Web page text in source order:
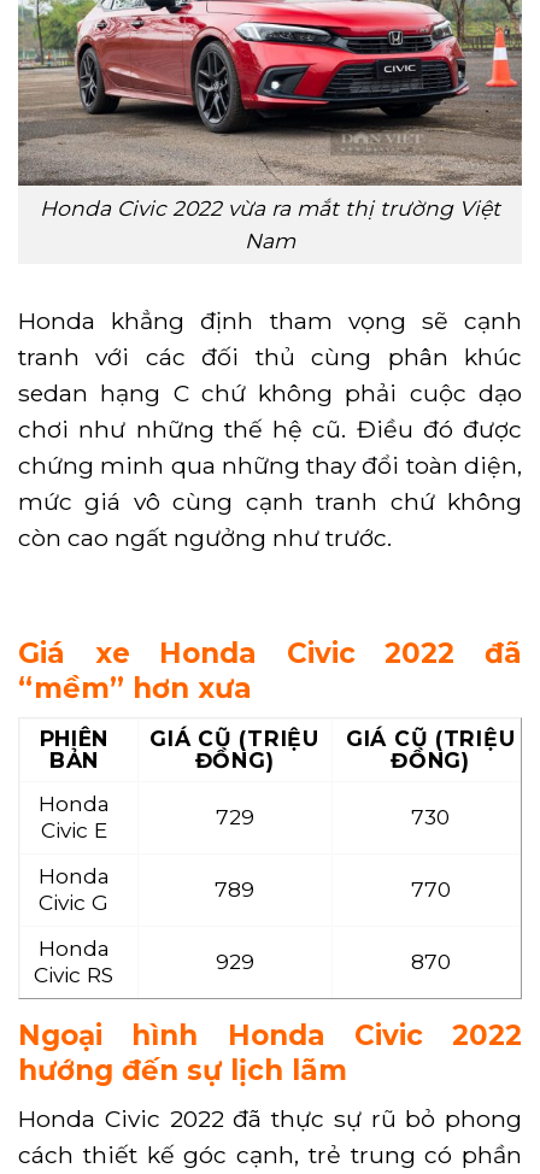
Honda Civic 2022 vừa ra mắt thị trường Việt
Nam
Honda khẳng định tham vọng sẽ cạnh
tranh với các đối thủ cùng phân khúc
sedan hạng C chứ không phải cuộc dạo
chơi như những thế hệ cũ. Điều đó được
chứng minh qua những thay đổi toàn diện,
mức giá vô cùng cạnh tranh chứ không
còn cao ngất ngưởng như trước.
Giá xe Honda Civic 2022 đã
“mềm” hơn xưa
PHIÊN
BẢN
GIÁ CŨ (TRIỆU
ĐỒNG)
GIÁ CŨ (TRIỆU
ĐỒNG)
Honda
Civic E
729 730
Honda
Civic G
789 770
Honda
Civic RS
929 870
Ngoại hình Honda Civic 2022
hướng đến sự lịch lãm
Honda Civic 2022 đã thực sự rũ bỏ phong
cách thiết kế góc cạnh, trẻ trung có phần